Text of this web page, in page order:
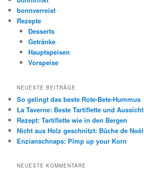
bonnverreist
Rezepte
Desserts
Getränke
Hauptspeisen
Vorspeise
NEUESTE BEITRÄGE
So gelingt das beste Rote-Bete-Hummus
La Taverne: Beste Tartiflette und Aussicht
Rezept: Tartiflette wie in den Bergen
Nicht aus Holz geschnitzt: Bûche de Noël
Enzianschnaps: Pimp up your Korn
NEUESTE KOMMENTARE